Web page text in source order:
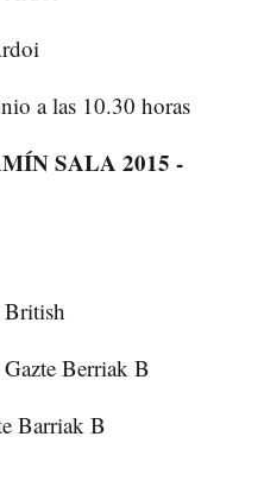
a las 10.30 horas
SALA 2015 -
Berriak B
Barriak B